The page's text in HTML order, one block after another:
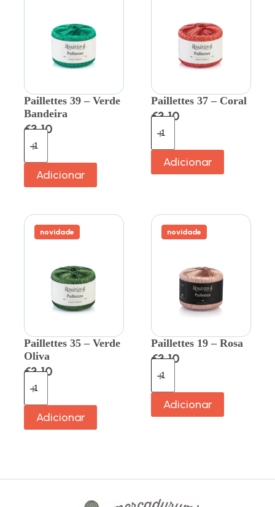
Paillettes 39 – Verde
Bandeira
€3.10
Adicionar
Paillettes 37 – Coral
€3.10
Adicionar
novidade
Paillettes 35 – Verde
Oliva
€3.10
Adicionar
novidade
Paillettes 19 – Rosa
€3.10
Adicionar